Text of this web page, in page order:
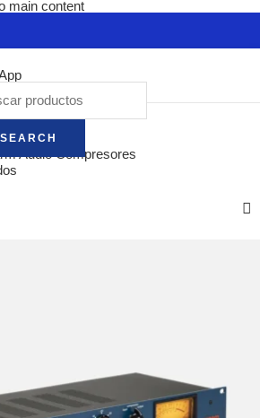
main content
SEARCH
Audio Compresores